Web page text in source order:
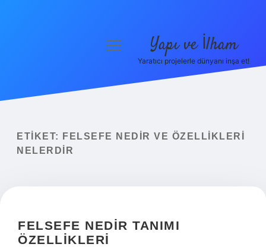
Yasal Uyarı
menüyü
Yapı ve İlham
Yaratıcı projelerle dünyanı inşa et!
ETIKET:
FELSEFE NEDIR VE ÖZELLIKLERI
NELERDIR
FELSEFE NEDIR TANIMI
ÖZELLIKLERI